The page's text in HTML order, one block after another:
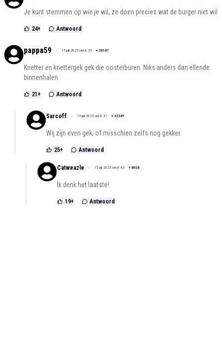
Je kunt stemmen op wie je wil, ze doen precies wat de burger niet wil
24+ Antwoord
pappa59 15 juli 2025 om 8:35 + 36167
Knetter en knettergek gek die oosterburen. Niks anders dan ellende
binnenhalen
21+ Antwoord
Sarcoff 15 juli 2025 om 8:37 + 32349
Wij zijn even gek, of misschien zelfs nog gekker.
25+ Antwoord
Catweazle 15 juli 2025 om 8:45 + 8026
Ik denk het laatste!
19+ Antwoord